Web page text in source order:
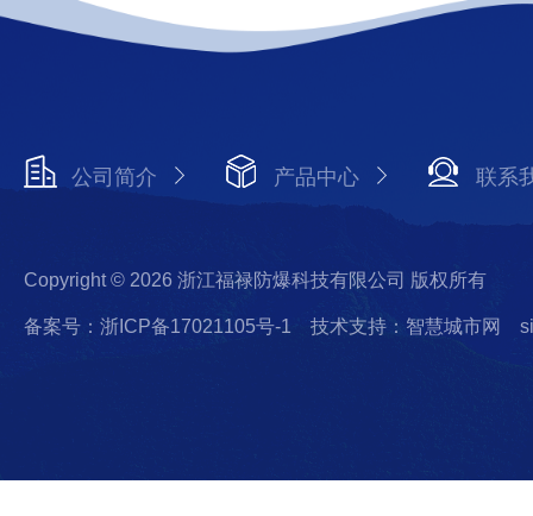
公司简介 产品中心 联系
Copyright © 2026 浙江福禄防爆科技有限公司 版权所有
备案号：浙ICP备17021105号-1 技术支持：智慧城市网